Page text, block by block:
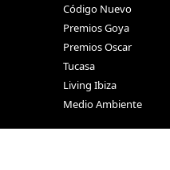
Código Nuevo
Premios Goya
Premios Oscar
Tucasa
Living Ibiza
Medio Ambiente